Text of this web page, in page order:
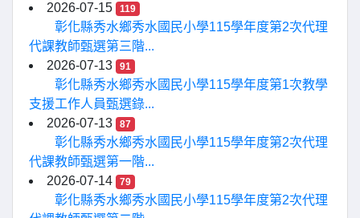
2026-07-15
119
彰化縣秀水鄉秀水國民小學115學年度第2次代理
代課教師甄選第三階...
2026-07-13
91
彰化縣秀水鄉秀水國民小學115學年度第1次教學
支援工作人員甄選錄...
2026-07-13
87
彰化縣秀水鄉秀水國民小學115學年度第2次代理
代課教師甄選第一階...
2026-07-14
79
彰化縣秀水鄉秀水國民小學115學年度第2次代理